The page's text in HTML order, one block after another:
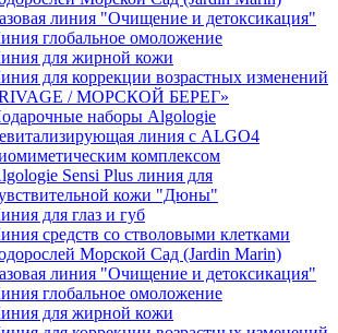
линия "Очищение и детоксикация"
глобальное омоложение
для жирной кожи
для коррекции возрастных изменений
/ МОРСКОЙ БЕРЕГ»
наборы Algologie
линия с ALGO4
комплексом
Sensi Plus линия для
кожи "Дюны"
для глаз и губ
средств со стволовыми клетками
Морской Сад (Jardin Marin)
линия "Очищение и детоксикация"
глобальное омоложение
для жирной кожи